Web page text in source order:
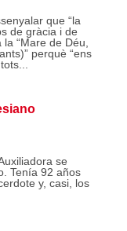
que “la
de gràcia i de
“Mare de Déu,
perquè “ens
se
Tenía 92 años
y, casi, los